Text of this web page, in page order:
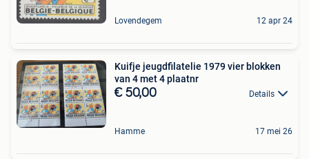
Lovendegem 12 apr 24
Kuifje jeugdfilatelie 1979 vier blokken
van 4 met 4 plaatnr
€ 50,00 Details
Hamme 17 mei 26